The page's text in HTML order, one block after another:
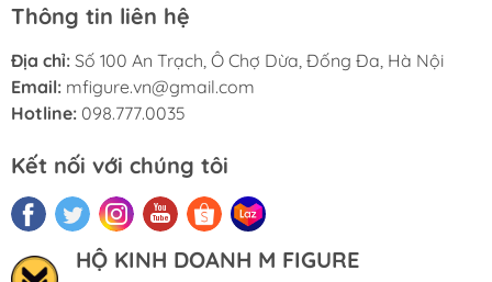
Thông tin liên hệ
Địa chỉ: Số 100 An Trạch, Ô Chợ Dừa, Đống Đa, Hà Nội
Email: mfigure.vn@gmail.com
Hotline: 098.777.0035
Kết nối với chúng tôi
HỘ KINH DOANH M FIGURE